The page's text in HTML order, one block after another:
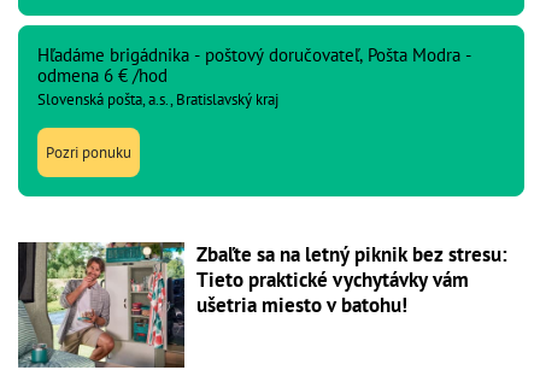
Hľadáme brigádnika - poštový doručovateľ, Pošta Modra -
odmena 6 € /hod
Slovenská pošta, a.s., Bratislavský kraj
Pozri ponuku
Zbaľte sa na letný piknik bez stresu:
Tieto praktické vychytávky vám
ušetria miesto v batohu!